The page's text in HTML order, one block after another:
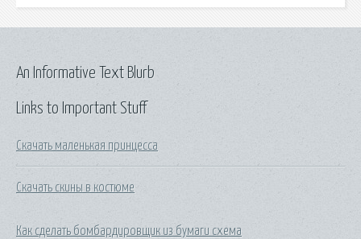
Links to Important Stuff
Скачать маленькая принцесса
Скачать скины в костюме
Как сделать бомбардировщик из бумаги схема
An Informative Text Blurb